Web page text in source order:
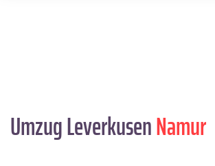
Umzug LeverkusenNamur